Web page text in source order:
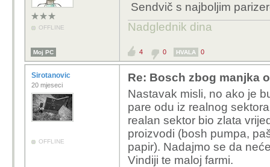
OFFLINE
Sendvič s najboljim
Nadglednik dina
Moj PC 4 0 HVALA 0
Sirotanovic
20 mjeseci
OFFLINE
Re: Bosch zbog manjka
Nastavak misli, no ako je
pare odu iz realnog
realan sektor bio zlata
proizvodi (bosh pumpa,
papir). Nadajmo se da
Vindiji te maloj farmi.